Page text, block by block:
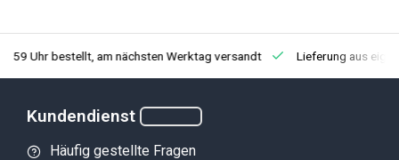
Uhr bestellt, am nächsten Werktag versandt Lieferung aus
Kundendienst
Häufig gestellte Fragen